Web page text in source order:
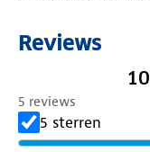
gebruik maak je
dankzij de non-
IPX4
maken deze BBQ
camping.
Reviews
10
5 reviews
5 sterren